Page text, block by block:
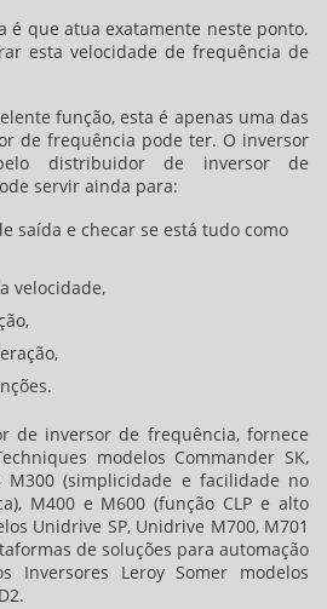
é que atua exatamente neste ponto.
esta velocidade de frequência de
função, esta é apenas uma das
de frequência pode ter. O inversor
distribuidor de inversor de
servir ainda para:
saída e checar se está tudo como
velocidade,
de inversor de frequência, fornece
modelos Commander SK,
M300 (simplicidade e facilidade no
M400 e M600 (função CLP e alto
Unidrive SP, Unidrive M700, M701
de soluções para automação
Inversores Leroy Somer modelos